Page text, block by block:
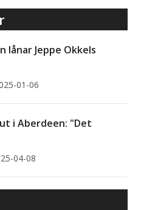
lånar Jeppe Okkels
01-06
i Aberdeen: "Det
04-08